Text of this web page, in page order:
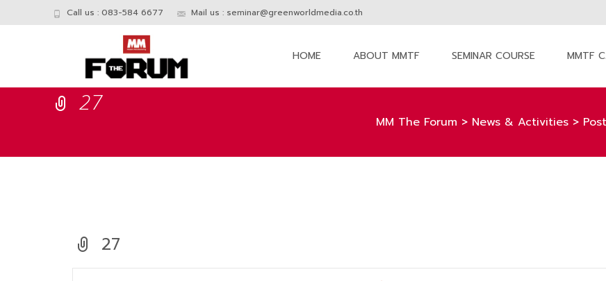
Call us : 083-584 6677 Mail us : seminar@greenworldmedia.co.th
HOME ABOUT MMTF SEMINAR COURSE MMTF
27
MM The Forum > News & Activities >
27